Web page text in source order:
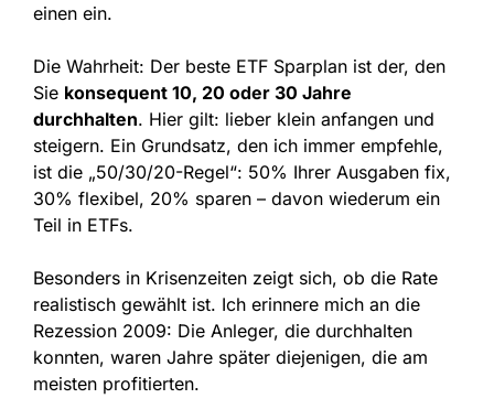
einen ein.
Die Wahrheit: Der beste ETF Sparplan ist der, den
Sie konsequent 10, 20 oder 30 Jahre
durchhalten. Hier gilt: lieber klein anfangen und
steigern. Ein Grundsatz, den ich immer empfehle,
ist die „50/30/20-Regel“: 50% Ihrer Ausgaben fix,
30% flexibel, 20% sparen – davon wiederum ein
Teil in ETFs.
Besonders in Krisenzeiten zeigt sich, ob die Rate
realistisch gewählt ist. Ich erinnere mich an die
Rezession 2009: Die Anleger, die durchhalten
konnten, waren Jahre später diejenigen, die am
meisten profitierten.